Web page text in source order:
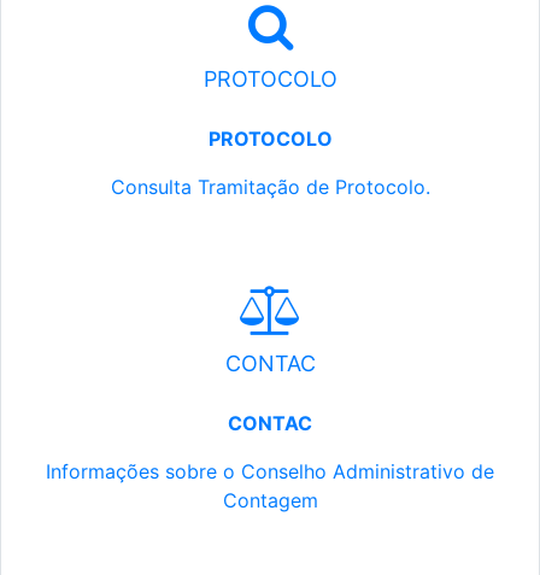
PROTOCOLO
PROTOCOLO
Consulta Tramitação de Protocolo.
CONTAC
CONTAC
Informações sobre o Conselho Administrativo de
Contagem